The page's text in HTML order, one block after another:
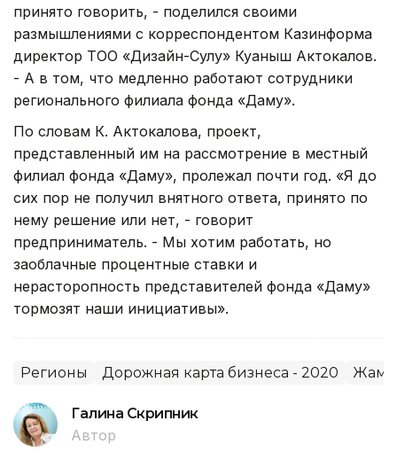
принято говорить, - поделился своими
размышлениями с корреспондентом Казинформа
директор ТОО «Дизайн-Сулу» Куаныш Актокалов.
- А в том, что медленно работают сотрудники
регионального филиала фонда «Даму».
По словам К. Актокалова, проект,
представленный им на рассмотрение в местный
филиал фонда «Даму», пролежал почти год. «Я до
сих пор не получил внятного ответа, принято по
нему решение или нет, - говорит
предприниматель. - Мы хотим работать, но
заоблачные процентные ставки и
нерасторопность представителей фонда «Даму»
тормозят наши инициативы».
Регионы Дорожная карта бизнеса - 2020
Галина Скрипник
Автор